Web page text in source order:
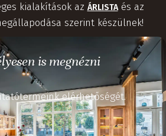
kialakítások az ÁRLISTAés az
szerint készülnek!
is megnézni
elérhetőségét.